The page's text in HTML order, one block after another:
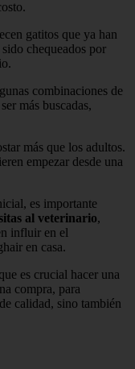
gatitos que ya han
chequeados por
combinaciones de
más buscadas,
más que los adultos.
empezar desde una
es importante
al veterinario,
influir en el
en casa.
es crucial hacer una
compra, para
calidad, sino también